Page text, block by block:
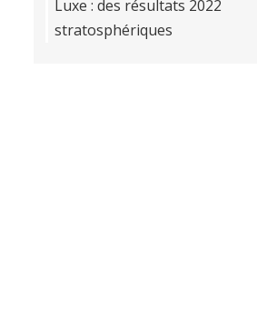
Luxe : des résultats 2022
stratosphériques